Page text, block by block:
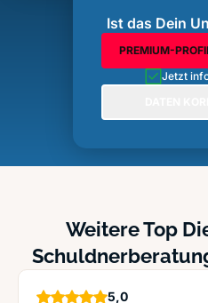
Ist das Dein
PREMIUM-
Jetzt
Weitere Top
5,0Sterne